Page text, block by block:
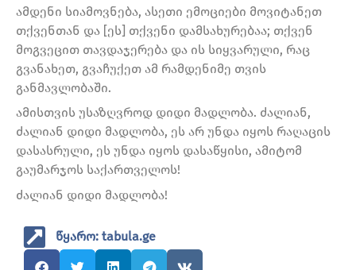
ამდენი სიამოვნება, ასეთი ემოციები მოვიტანეთ
თქვენთან და [ეს] თქვენი დამსახურებაა; თქვენ
მოგვეცით თავდაჯერება და ის სიყვარული, რაც
გვანახეთ, გვაჩუქეთ ამ რამდენიმე თვის
განმავლობაში.
ამისთვის უსაზღვროდ დიდი მადლობა. ძალიან,
ძალიან დიდი მადლობა, ეს არ უნდა იყოს რაღაცის
დასასრული, ეს უნდა იყოს დასაწყისი, ამიტომ
გაუმარჯოს საქართველოს!
ძალიან დიდი მადლობა!
წყარო: tabula.ge